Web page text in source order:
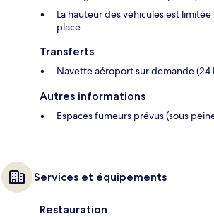
La hauteur des véhicules est
place
Transferts
Navette aéroport sur demande (24
Autres informations
Espaces fumeurs prévus (sous
Services et équipements
Restauration